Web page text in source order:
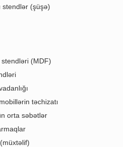
stendlər (şüşə)
(MDF)
təchizatı
orta səbətlər